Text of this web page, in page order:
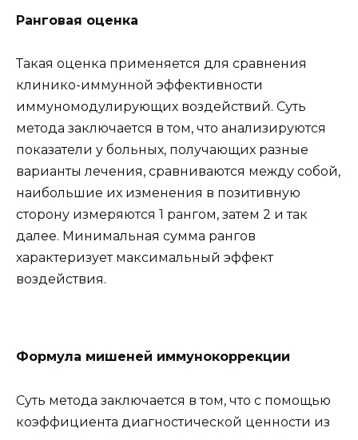
Ранговая оценка
Такая оценка применяется для сравнения
клинико-иммунной эффективности
иммуномодулирующих воздействий. Суть
метода заключается в том, что анализируются
показатели у больных, получающих разные
варианты лечения, сравниваются между собой,
наибольшие их изменения в позитивную
сторону измеряются 1 рангом, затем 2 и так
далее. Минимальная сумма рангов
характеризует максимальный эффект
воздействия.
Формула мишеней иммунокоррекции
Суть метода заключается в том, что с помощью
коэффициента диагностической ценности из